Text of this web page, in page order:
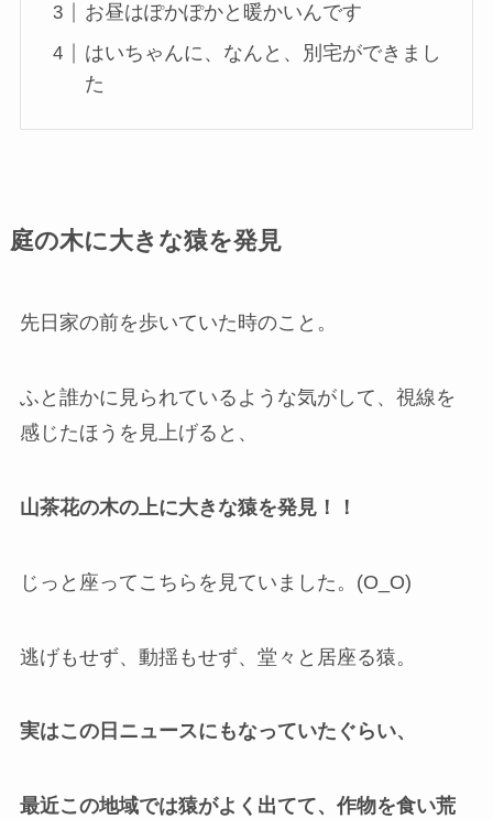
お昼はぽかぽかと暖かいんです
はいちゃんに、なんと、別宅ができまし
た
庭の木に大きな猿を発見
先日家の前を歩いていた時のこと。
ふと誰かに見られているような気がして、視線を
感じたほうを見上げると、
山茶花の木の上に大きな猿を発見！！
じっと座ってこちらを見ていました。(O_O)
逃げもせず、動揺もせず、堂々と居座る猿。
実はこの日ニュースにもなっていたぐらい、
最近この地域では猿がよく出てて、 作物を食い荒